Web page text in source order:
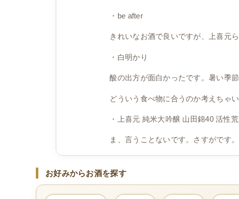
・be after
きれいなお酒で良いですが、上喜元
・白明かり
酸の出方が面白かったです。暑い季節
どういう食べ物に合うのか考えちゃい
・上喜元 純米大吟醸 山田錦40 活性
ま、言うことないです。さすがです
お好みからお酒を探す